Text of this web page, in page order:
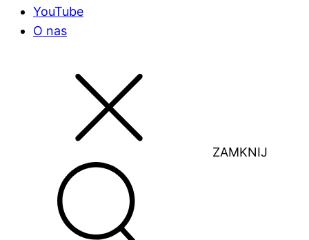
YouTube
O nas
ZAMKNIJ